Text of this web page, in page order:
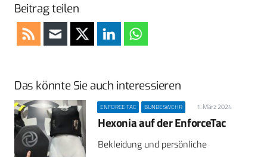
Beitrag teilen
Das könnte Sie auch interessieren
ENFORCE TAC BUNDESWEHR 1. März 2024
Hexonia auf der EnforceTac
Bekleidung und persönliche